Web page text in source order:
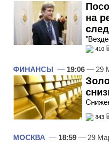
на
410
ФИНАНСЫ — 19:06 — 29
843
МОСКВА — 18:59 — 29